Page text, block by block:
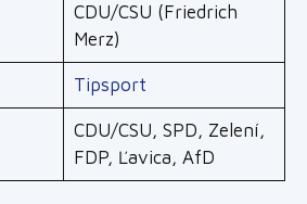
CDU/CSU (Friedrich
Merz)
Tipsport
CDU/CSU, SPD, Zelení,
FDP, Ľavica, AfD